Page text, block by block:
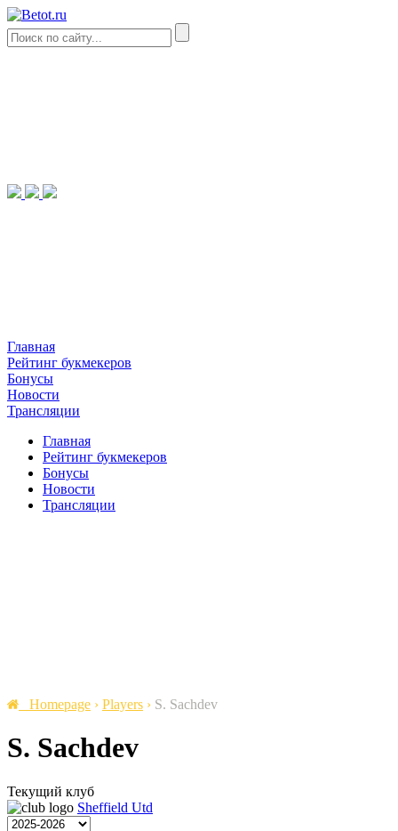
Главная
Рейтинг букмекеров
Бонусы
Новости
Трансляции
Главная
Рейтинг букмекеров
Бонусы
Новости
Трансляции
Homepage › Players › S. Sachdev
S. Sachdev
Текущий клуб
Sheffield Utd